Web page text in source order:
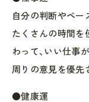
自分の判断やペー
たくさんの時間を
わって、いい仕事
周りの意見を優先
●健康運